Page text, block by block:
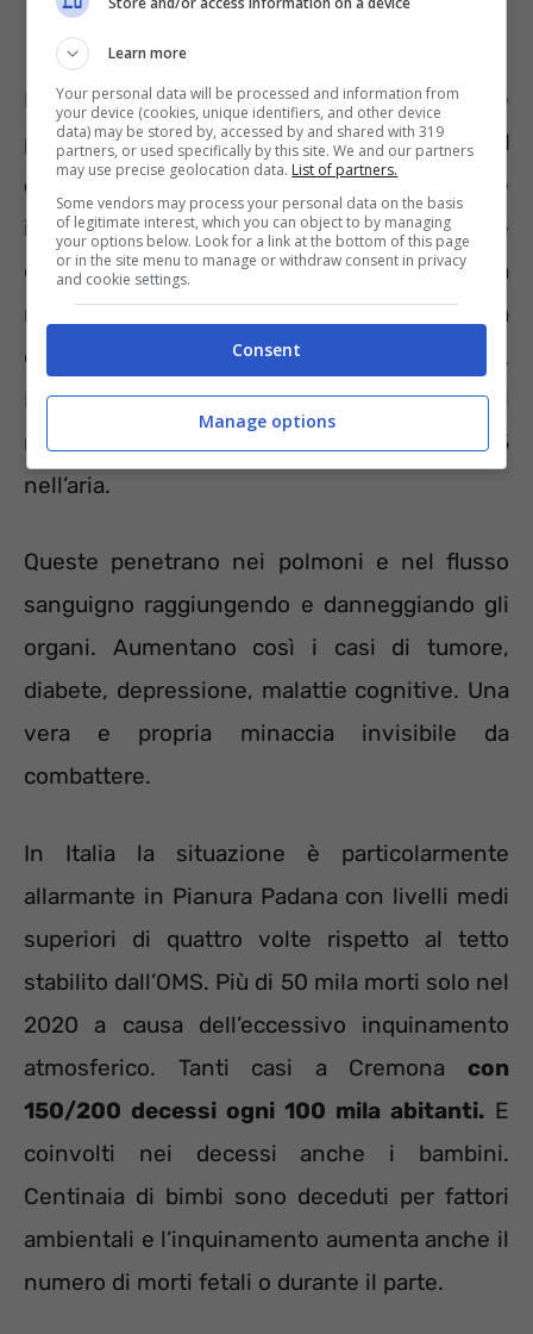
E non si tratta di superare di poco le soglie
prefissate. In alcune areei livelli sono il
doppio del limite
a causa del traffico, delle
industrie, del riscaldamento domestico e
dell’agricoltura. Ciò si traduce in 400 mila
morti all’anno premature e milioni di persona
colpite da malattie gravi ma non fatali.
Bisogna intervenire subito in Europa e nel
mondo per ridurre le particelle PM 2,5
nell’aria.
Queste penetrano nei polmoni e nel flusso
sanguigno raggiungendo e danneggiando gli
organi. Aumentano così i casi di tumore,
diabete, depressione, malattie cognitive. Una
vera e propria minaccia invisibile da
combattere.
In Italia la situazione è particolarmente
allarmante in Pianura Padana con livelli medi
superiori di quattro volte rispetto al tetto
stabilito dall’OMS. Più di 50 mila morti solo nel
2020 a causa dell’eccessivo inquinamento
atmosferico. Tanti casi a Cremona con
150/200 decessi ogni 100 mila abitanti. E
coinvolti nei decessi anche i bambini.
Centinaia di bimbi sono deceduti per fattori
ambientali e l’inquinamento aumenta anche il
numero di morti fetali o durante il parte.
Learn more
Your personal data will be processed and information from
your device (cookies, unique identifiers, and other device
data) may be stored by, accessed by and shared with 319
partners, or used specifically by this site. We and our partners
may use precise geolocation data. List of partners.
Some vendors may process your personal data on the basis
of legitimate interest, which you can object to by managing
your options below. Look for a link at the bottom of this page
or in the site menu to manage or withdraw consent in privacy
and cookie settings.
Consent
Manage options